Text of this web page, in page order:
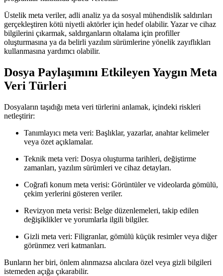
Üstelik meta veriler, adli analiz ya da sosyal mühendislik saldırıları
gerçekleştiren kötü niyetli aktörler için hedef olabilir. Yazar ve cihaz
bilgilerini çıkarmak, saldırganların oltalama için profiller
oluşturmasına ya da belirli yazılım sürümlerine yönelik zayıflıkları
kullanmasına yardımcı olabilir.
Dosya Paylaşımını Etkileyen Yaygın Meta
Veri Türleri
Dosyaların taşıdığı meta veri türlerini anlamak, içindeki riskleri
netleştirir:
Tanımlayıcı meta veri: Başlıklar, yazarlar, anahtar kelimeler
veya özet açıklamalar.
Teknik meta veri: Dosya oluşturma tarihleri, değiştirme
zamanları, yazılım sürümleri ve cihaz detayları.
Coğrafi konum meta verisi: Görüntüler ve videolarda gömülü,
çekim yerlerini gösteren veriler.
Revizyon meta verisi: Belge düzenlemeleri, takip edilen
değişiklikler ve yorumlarla ilgili bilgiler.
Gizli meta veri: Filigranlar, gömülü küçük resimler veya diğer
görünmez veri katmanları.
Bunların her biri, önlem alınmazsa alıcılara özel veya gizli bilgileri
istemeden açığa çıkarabilir.